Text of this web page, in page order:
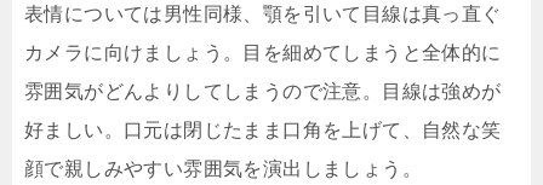
表情については男性同様、顎を引いて目線は真っ直ぐ
カメラに向けましょう。目を細めてしまうと全体的に
雰囲気がどんよりしてしまうので注意。目線は強めが
好ましい。口元は閉じたまま口角を上げて、自然な笑
顔で親しみやすい雰囲気を演出しましょう。